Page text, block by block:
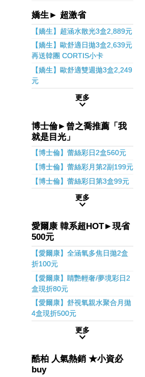
嬌生► 超激省
【嬌生】超涵水散光3盒2,889元
【嬌生】歐舒適日拋3盒2,639元
再送韓團 CORTIS小卡
【嬌生】歐舒適雙週拋3盒2,249
元
更多
博士倫►曾之喬推薦「我
就是目光」
【博士倫】蕾絲彩日2盒560元
【博士倫】蕾絲彩月第2副199元
【博士倫】蕾絲彩日第3盒99元
更多
愛爾康 韓系超HOT►現省
500元
【愛爾康】全涵氧多焦日拋2盒
折100元
【愛爾康】睛艷輕奢/夢境彩日2
盒現折80元
【愛爾康】舒視氧親水聚合月拋
4盒現折500元
更多
酷柏 人氣熱銷 ★小資必
buy